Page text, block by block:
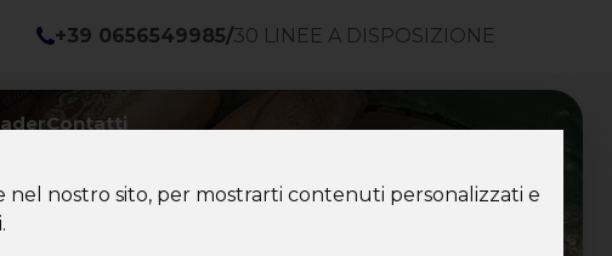
nel nostro sito, per mostrarti contenuti personalizzati e
+39 0656549985/30 LINEE A DISPOSIZIONE
Contatti